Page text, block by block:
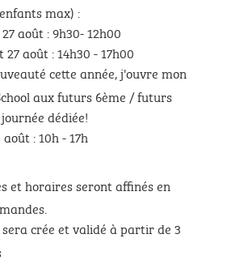
max) :
août : 9h30- 12h00
27 août : 14h30 - 17h00
cette année, j'ouvre mon
aux futurs 6ème / futurs
dédiée!
: 10h - 17h
et horaires seront affinés en
crée et validé à partir de 3